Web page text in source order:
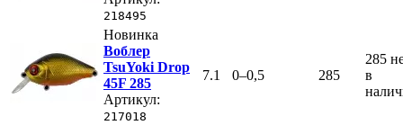
218495
Новинка
Воблер
TsuYoki Drop
45F 285
Артикул:
217018
7.1 0–0,5 285
285
в